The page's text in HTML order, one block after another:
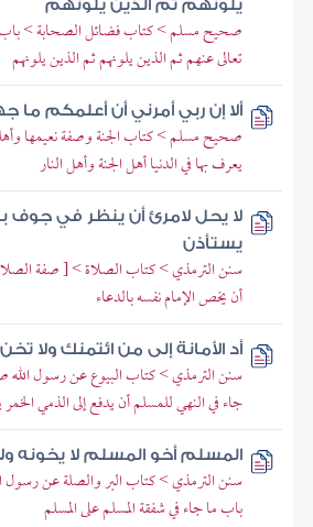
يلونهم ثم الذين يلونهم
صحيح مسلم > كتاب فضائل الصحابة >
تعالى عنهم ثم الذين يلونهم ثم الذين يلونهم
ألا إن ربي أمرني أن أعلمكم
صحيح مسلم > كتاب الجنة وصفة نعيمها
يعرف بها في الدنيا أهل الجنة وأهل النار
لا يحل لامرئ أن ينظر في جوف
يستأذن
سنن الترمذي > كتاب الصلاة > [ صفة
أن يخص الإمام نفسه بالدعاء
أد الأمانة إلى من ائتمنك ولا
سنن الترمذي > كتاب البيوع عن رسول الله
جاء في النهي للمسلم أن يدفع إلى الذمي الخمر
المسلم أخو المسلم لا يخونه
سنن الترمذي > كتاب البر والصلة عن رسول
باب ما جاء في شفقة المسلم على المسلم